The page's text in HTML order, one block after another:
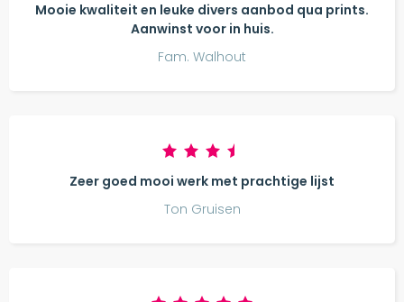
Mooie kwaliteit en leuke divers aanbod qua prints.
Aanwinst voor in huis.
Fam. Walhout
Zeer goed mooi werk met prachtige lijst
Ton Gruisen